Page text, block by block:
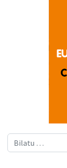
Bilatu